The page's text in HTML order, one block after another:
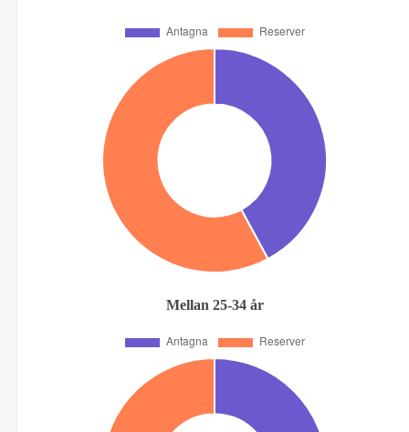
Mellan 25-34 år